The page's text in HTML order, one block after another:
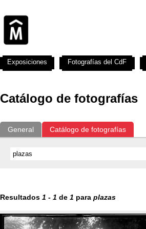
Catálogo de fotografías
General Catálogo de fotografías
Resultados 1 - 1 de 1 para plazas
Exposiciones Fotografías del CdF